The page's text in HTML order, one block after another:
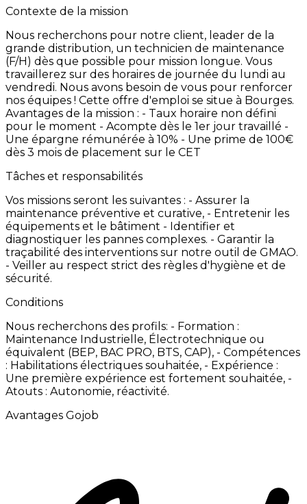
Contexte de la mission
Nous recherchons pour notre client, leader de la
grande distribution, un technicien de maintenance
(F/H) dès que possible pour mission longue. Vous
travaillerez sur des horaires de journée du lundi au
vendredi. Nous avons besoin de vous pour renforcer
nos équipes ! Cette offre d'emploi se situe à Bourges.
Avantages de la mission : - Taux horaire non défini
pour le moment - Acompte dès le 1er jour travaillé -
Une épargne rémunérée à 10% - Une prime de 100€
dès 3 mois de placement sur le CET
Tâches et responsabilités
Vos missions seront les suivantes : - Assurer la
maintenance préventive et curative, - Entretenir les
équipements et le bâtiment - Identifier et
diagnostiquer les pannes complexes. - Garantir la
traçabilité des interventions sur notre outil de GMAO.
- Veiller au respect strict des règles d'hygiène et de
sécurité.
Conditions
Nous recherchons des profils: - Formation :
Maintenance Industrielle, Électrotechnique ou
équivalent (BEP, BAC PRO, BTS, CAP), - Compétences
: Habilitations électriques souhaitée, - Expérience :
Une première expérience est fortement souhaitée, -
Atouts : Autonomie, réactivité.
Avantages Gojob